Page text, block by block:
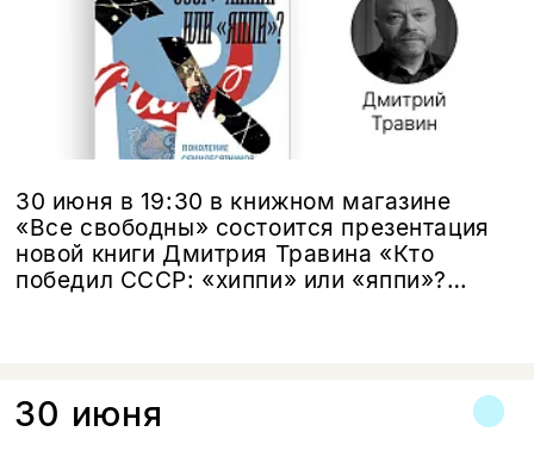
30 июня в 19:30 в книжном магазине
«Все свободны» состоится презентация
новой книги Дмитрия Травина «Кто
победил СССР: «хиппи» или «яппи»?
30 июня